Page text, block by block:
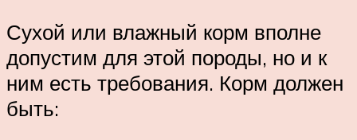
Сухой или влажный корм вполне
допустим для этой породы, но и к
ним есть требования. Корм должен
быть: